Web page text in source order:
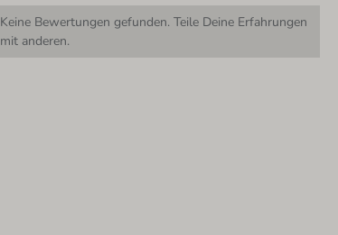
Keine Bewertungen gefunden. Teile Deine Erfahrungen
mit anderen.